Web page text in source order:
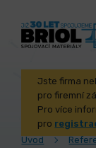
Jste firma
pro firemní
Pro více
pro
Úvod